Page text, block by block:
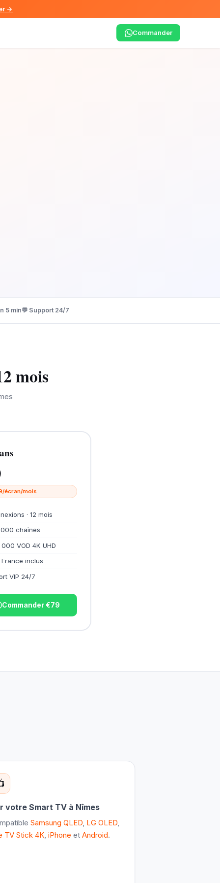
→
Commander
5 min💬 Support 24/7
mois
écran/mois
· 12 mois
chaînes
VOD 4K UHD
inclus
VIP 24/7
Commander €79
votre Smart TV à Nîmes
Samsung QLED, LG OLED,
TV Stick 4K,iPhone etAndroid.